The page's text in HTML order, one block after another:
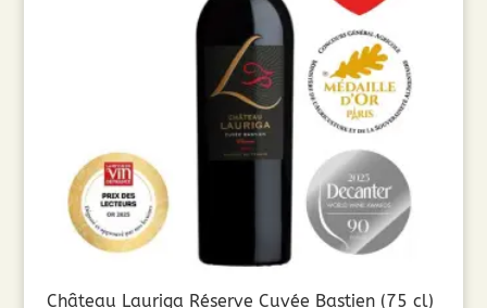
Château Lauriga Réserve Cuvée Bastien (75 cl)